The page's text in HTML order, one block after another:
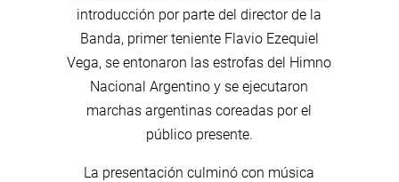
introducción por parte del director de la
Banda, primer teniente Flavio Ezequiel
Vega, se entonaron las estrofas del Himno
Nacional Argentino y se ejecutaron
marchas argentinas coreadas por el
público presente.
La presentación culminó con música